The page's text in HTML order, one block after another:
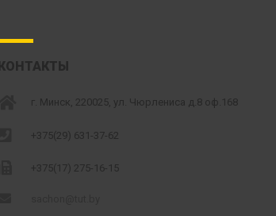
КОНТАКТЫ
г. Минск, 220025, ул. Чюрлениса д.8 оф.168
+375(29) 631-37-62
+375(17) 275-16-15